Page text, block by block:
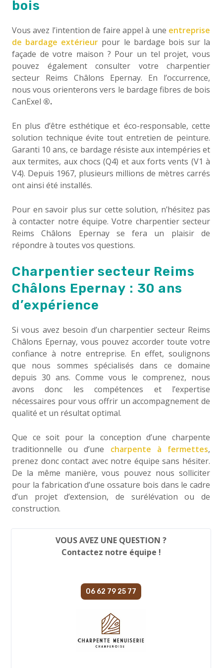
bois
Vous avez l’intention de faire appel à une entreprise
de bardage extérieur pour le bardage bois sur la
façade de votre maison ? Pour un tel projet, vous
pouvez également consulter votre charpentier
secteur Reims Châlons Epernay. En l’occurrence,
nous vous orienterons vers le bardage fibres de bois
CanExel ®.
En plus d’être esthétique et éco-responsable, cette
solution technique évite tout entretien de peinture.
Garanti 10 ans, ce bardage résiste aux intempéries et
aux termites, aux chocs (Q4) et aux forts vents (V1 à
V4). Depuis 1967, plusieurs millions de mètres carrés
ont ainsi été installés.
Pour en savoir plus sur cette solution, n’hésitez pas
à contacter notre équipe. Votre charpentier secteur
Reims Châlons Epernay se fera un plaisir de
répondre à toutes vos questions.
Charpentier secteur Reims
Châlons Epernay : 30 ans
d’expérience
Si vous avez besoin d’un charpentier secteur Reims
Châlons Epernay, vous pouvez accorder toute votre
confiance à notre entreprise. En effet, soulignons
que nous sommes spécialisés dans ce domaine
depuis 30 ans. Comme vous le comprenez, nous
avons donc les compétences et l’expertise
nécessaires pour vous offrir un accompagnement de
qualité et un résultat optimal.
Que ce soit pour la conception d’une charpente
traditionnelle ou d’une charpente à fermettes,
prenez donc contact avec notre équipe sans hésiter.
De la même manière, vous pouvez nous solliciter
pour la fabrication d’une ossature bois dans le cadre
d’un projet d’extension, de surélévation ou de
construction.
VOUS AVEZ UNE QUESTION ?
Contactez notre équipe !
06 62 79 25 77